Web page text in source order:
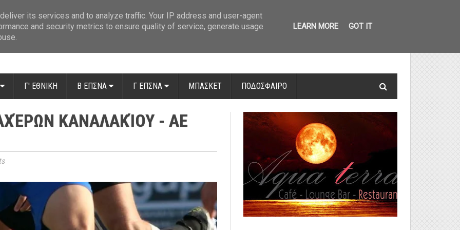
Γ' ΕΘΝΙΚΗ Β ΕΠΣΝΑ Γ ΕΠΣΝΑ ΜΠΑΣΚΕΤ ΠΟΔΟΣΦΑΙΡΟ
ΚΑΝΑΛΑΚΊΟΥ - ΑΕ
its services and to analyze traffic. Your IP address and user-agent
and security metrics to ensure quality of service, generate usage
LEARN MORE GOT IT